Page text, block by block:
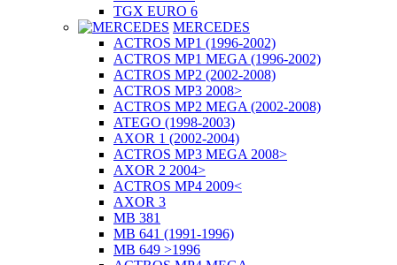
TGX EURO 6
MERCEDES
ACTROS MP1 (1996-2002)
ACTROS MP1 MEGA (1996-2002)
ACTROS MP2 (2002-2008)
ACTROS MP3 2008>
ACTROS MP2 MEGA (2002-2008)
ATEGO (1998-2003)
AXOR 1 (2002-2004)
ACTROS MP3 MEGA 2008>
AXOR 2 2004>
ACTROS MP4 2009<
AXOR 3
MB 381
MB 641 (1991-1996)
MB 649 >1996